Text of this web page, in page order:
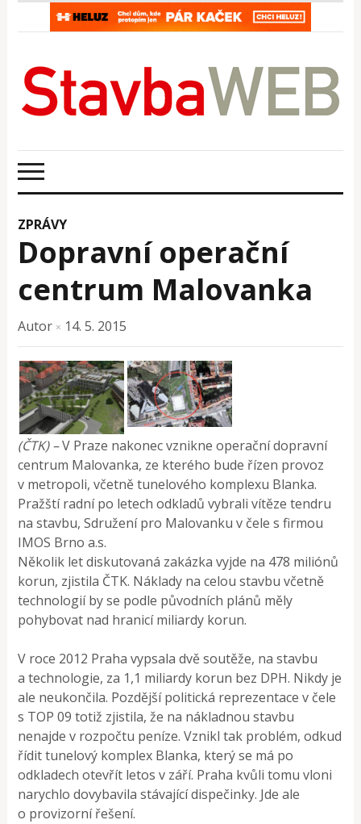
ZPRÁVY
Dopravní operační
centrum Malovanka
Autor × 14. 5. 2015
(ČTK) –V Praze nakonec vznikne operační dopravní
centrum Malovanka, ze kterého bude řízen provoz
v metropoli, včetně tunelového komplexu Blanka.
Pražští radní po letech odkladů vybrali vítěze tendru
na stavbu, Sdružení pro Malovanku v čele s firmou
IMOS Brno a.s.
Několik let diskutovaná zakázka vyjde na 478 miliónů
korun, zjistila ČTK. Náklady na celou stavbu včetně
technologií by se podle původních plánů měly
pohybovat nad hranicí miliardy korun.
V roce 2012 Praha vypsala dvě soutěže, na stavbu
a technologie, za 1,1 miliardy korun bez DPH. Nikdy je
ale neukončila. Pozdější politická reprezentace v čele
s TOP 09 totiž zjistila, že na nákladnou stavbu
nenajde v rozpočtu peníze. Vznikl tak problém, odkud
řídit tunelový komplex Blanka, který se má po
odkladech otevřít letos v září. Praha kvůli tomu vloni
narychlo dovybavila stávající dispečinky. Jde ale
o provizorní řešení.